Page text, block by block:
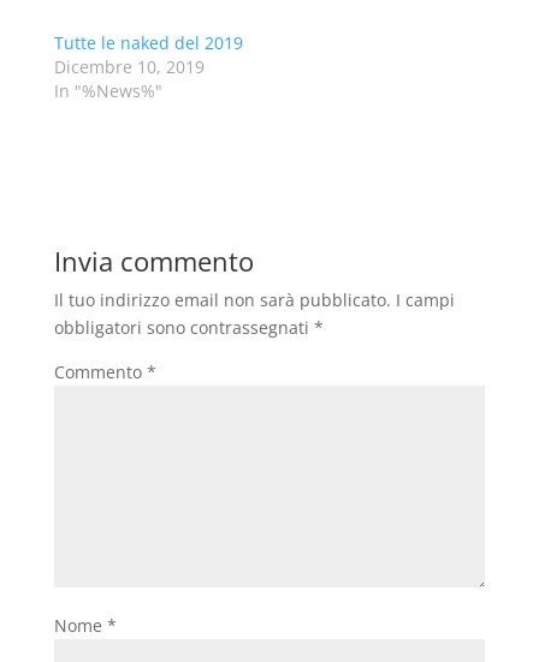
Tutte le naked del 2019
Dicembre 10, 2019
In "%News%"
Invia commento
Il tuo indirizzo email non sarà pubblicato. I campi
obbligatori sono contrassegnati *
Commento *
Nome *